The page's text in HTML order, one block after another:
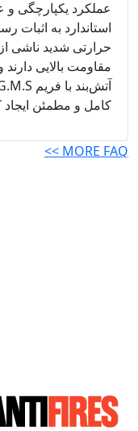
استاندارد به اثبات
حرارتی شدید ناشی
مقاومت بالایی
کامل و مطمئن ایجاد
MORE FAQ >>